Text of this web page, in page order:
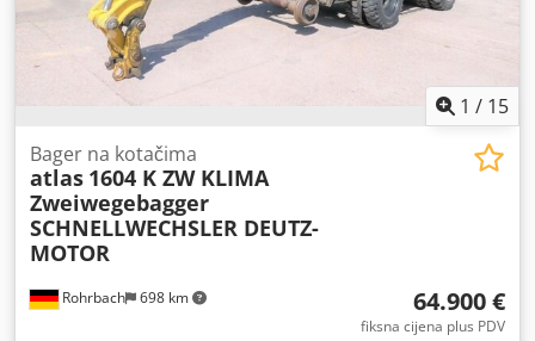
1 / 15
Rohrbach 698 km
Bager na kotačima
atlas 1604 K ZW KLIMA
Zweiwegebagger
SCHNELLWECHSLER DEUTZ-
MOTOR
64.900 €
fiksna cijena plus PDV